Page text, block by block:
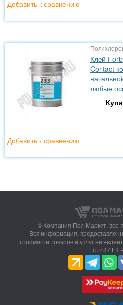
Добавить к сравнению
Клей
Contact
любые
Добавить к сравнению
© Компания Пол-Маркет, все
Вся информация,
стоимости товаров и услуг не
ст.437 ГК